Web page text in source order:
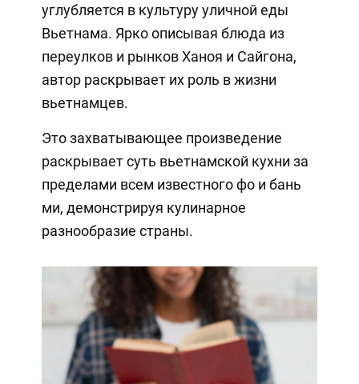
углубляется в культуру уличной еды
Вьетнама. Ярко описывая блюда из
переулков и рынков Ханоя и Сайгона,
автор раскрывает их роль в жизни
вьетнамцев.
Это захватывающее произведение
раскрывает суть вьетнамской кухни за
пределами всем известного фо и бань
ми, демонстрируя кулинарное
разнообразие страны.